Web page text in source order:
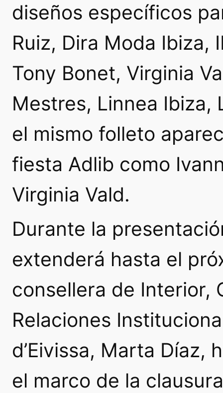
diseños específicos
Ruiz, Dira Moda Ibiza,
Tony Bonet, Virginia
Mestres, Linnea Ibiza,
el mismo folleto
fiesta Adlib como
Virginia Vald.
Durante la
extenderá hasta el
consellera de Interior,
Relaciones
d’Eivissa, Marta Díaz,
el marco de la